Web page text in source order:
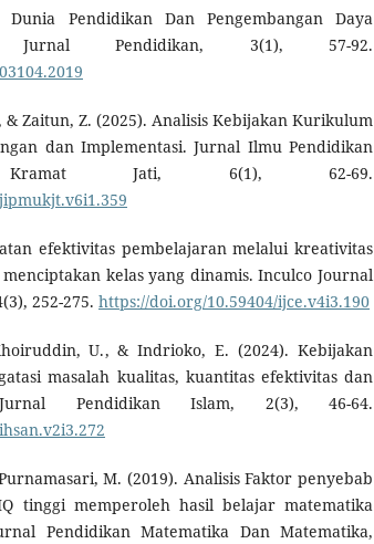
Pendidikan Dan Pengembangan Daya
Jurnal Pendidikan, 3(1), 57-92.
Zaitun, Z. (2025). Analisis Kebijakan Kurikulum
dan Implementasi. Jurnal Ilmu Pendidikan
Kramat Jati, 6(1), 62-69.
efektivitas pembelajaran melalui kreativitas
kelas yang dinamis. Inculco Journal
252-275. https://doi.org/10.59404/ijce.v4i3.190
U., & Indrioko, E. (2024). Kebijakan
masalah kualitas, kuantitas efektivitas dan
Pendidikan Islam, 2(3), 46-64.
M. (2019). Analisis Faktor penyebab
tinggi memperoleh hasil belajar matematika
Pendidikan Matematika Dan Matematika,